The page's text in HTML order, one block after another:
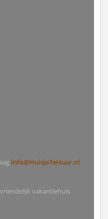
info@HuisjeTeHuur.nl
vakantiehuis